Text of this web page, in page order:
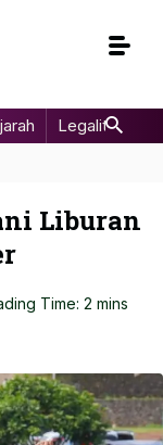
Legalitas
Liburan
Time: 2 mins